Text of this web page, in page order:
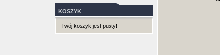
KOSZYK
Twój koszyk jest pusty!